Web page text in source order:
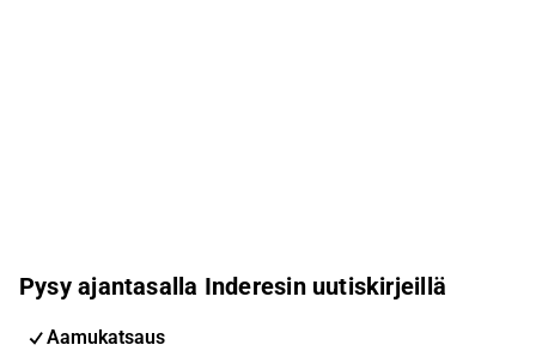
Pysy ajantasalla Inderesin uutiskirjeillä
Aamukatsaus